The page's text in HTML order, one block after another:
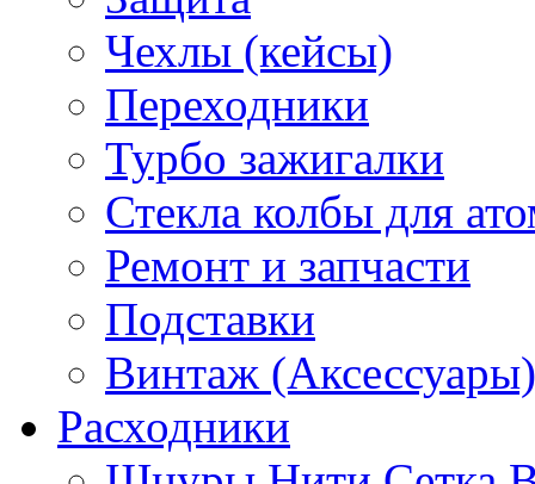
Чехлы (кейсы)
Переходники
Турбо зажигалки
Стекла колбы для
Ремонт и запчасти
Подставки
Винтаж (Аксессуары)
Расходники